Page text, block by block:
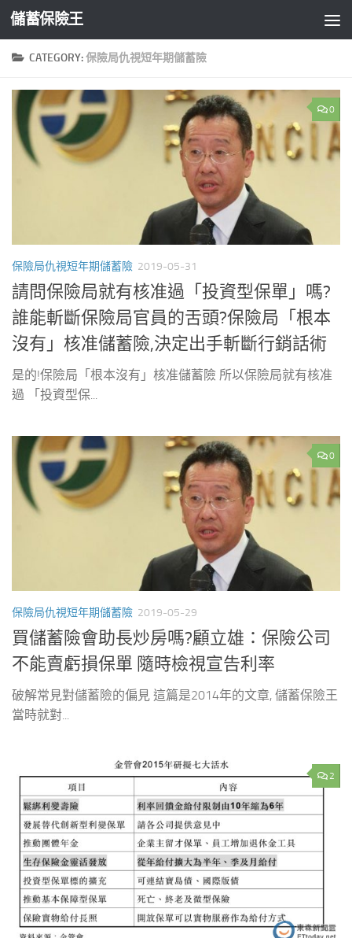
Skip to content
儲蓄保險王
CATEGORY:保險局仇視短年期儲蓄險
0
保險局仇視短年期儲蓄險 2019-05-31
請問保險局就有核准過「投資型保單」嗎?
誰能斬斷保險局官員的舌頭?保險局「根本
沒有」核准儲蓄險,決定出手斬斷行銷話術
是的!保險局「根本沒有」核准儲蓄險 所以保險局就有核准
過 「投資型保...
0
保險局仇視短年期儲蓄險 2019-05-29
買儲蓄險會助長炒房嗎?顧立雄：保險公司
不能賣虧損保單 隨時檢視宣告利率
破解常見對儲蓄險的偏見 這篇是2014年的文章, 儲蓄保險王
當時就對...
2